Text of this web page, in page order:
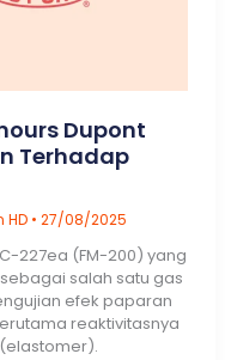
Dupont
Terhadap
HD • 27/08/2025
227ea (FM-200) yang
salah satu gas
efek paparan
reaktivitasnya